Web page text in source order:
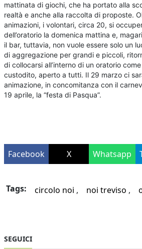
mattinata di giochi, che ha portato alla
realtà e anche alla raccolta di proposte.
animazioni, i volontari, circa 20, si
dell’oratorio la domenica mattina e,
il bar, tuttavia, non vuole essere solo un
di aggregazione per grandi e piccoli,
di collocarsi all’interno di un oratorio
custodito, aperto a tutti. Il 29 marzo ci
animazione, in concomitanza con il
19 aprile, la “festa di Pasqua”.
Facebook X Whatsapp
Tags: circolo noi noi treviso
SEGUICI